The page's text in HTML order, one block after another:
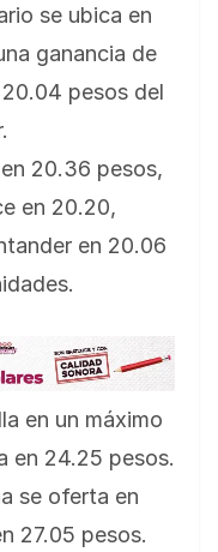
se ubica en
ganancia de
pesos del
20.36 pesos,
en 20.20,
en 20.06
en un máximo
en 24.25 pesos.
se oferta en
27.05 pesos.